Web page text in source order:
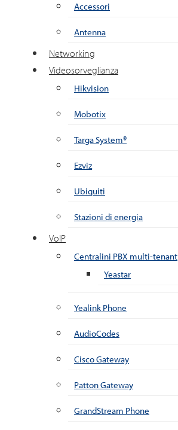
Accessori
Antenna
Networking
Videosorveglianza
Hikvision
Mobotix
Targa System®
Ezviz
Ubiquiti
Stazioni di energia
VoIP
Centralini PBX multi-tenant
Yeastar
Yealink Phone
AudioCodes
Cisco Gateway
Patton Gateway
GrandStream Phone